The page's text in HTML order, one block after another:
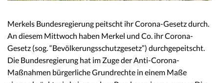
Merkels Bundesregierung peitscht ihr Corona-Gesetz durch.
An diesem Mittwoch haben Merkel und Co. ihr Corona-
Gesetz (sog. “Bevölkerungsschutzgesetz”) durchgepeitscht.
Die Bundesregierung hat im Zuge der Anti-Corona-
Maßnahmen bürgerliche Grundrechte in einem Maße